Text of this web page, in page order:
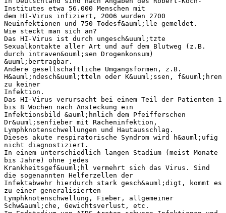
Institutes etwa 56.000 Menschen mit
dem HI-Virus infiziert, 2006 wurden 2700
Neuinfektionen und 750 Todesf&auml;lle gemeldet.
Wie steckt man sich an?
Das HI-Virus ist durch ungesch&uuml;tzte
Sexualkontakte aller Art und auf dem Blutweg (z.B.
durch intraven&ouml;sen Drogenkonsum)
&uuml;bertragbar.
Andere gesellschaftliche Umgangsformen, z.B.
H&auml;ndesch&uuml;tteln oder K&uuml;ssen, f&uuml;hren
zu keiner
Infektion.
Das HI-Virus verursacht bei einem Teil der Patienten 1
bis 8 Wochen nach Ansteckung ein
Infektionsbild &auml;hnlich dem Pfeifferschen
Dr&uuml;senfieber mit Racheninfektion,
Lymphknotenschwellungen und Hautausschlag.
Dieses akute respiratorische Syndrom wird h&auml;ufig
nicht diagnostiziert.
In einem unterschiedlich langen Stadium (meist Monate
bis Jahre) ohne jedes
Krankheitsgef&uuml;hl vermehrt sich das Virus. Sind
die sogenannten Helferzellen der
Infektabwehr hierdurch stark gesch&auml;digt, kommt es
zu einer generalisierten
Lymphknotenschwellung, Fieber, allgemeiner
Schw&auml;che, Gewichtsverlust, etc.